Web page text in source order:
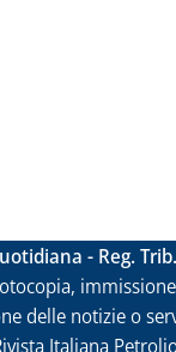
- Reg.
delle notizie o
Italiana